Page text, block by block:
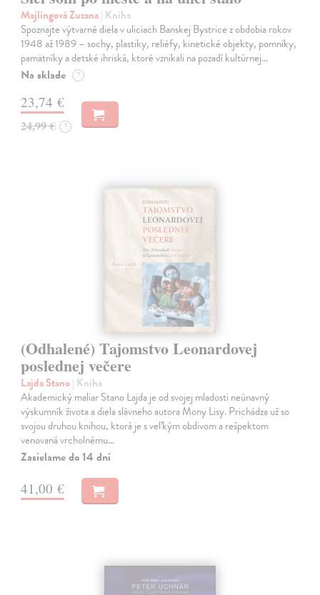
Majlingová Zuzana| Kniha
Spoznajte výtvarné diela v uliciach Banskej Bystrice z obdobia rokov
1948 až 1989 – sochy, plastiky, reliéfy, kinetické objekty, pomníky,
pamätníky a detské ihriská, ktoré vznikali na pozadí kultúrnej…
Na sklade ?
23,74 €
24,99 € ?
(Odhalené) Tajomstvo Leonardovej
poslednej večere
Lajda Stano| Kniha
Akademický maliar Stano Lajda je od svojej mladosti neúnavný
výskumník života a diela slávneho autora Mony Lisy. Prichádza už so
svojou druhou knihou, ktorá je s veľkým obdivom a rešpektom
venovaná vrcholnému…
Zasielame do 14 dní
41,00 €